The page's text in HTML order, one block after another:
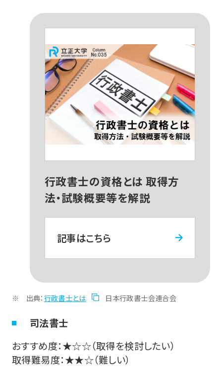
行政書士の資格とは 取得方
法・試験概要等を解説
記事はこちら
出典：行政書士とは 日本行政書士会連合会
司法書士
おすすめ度：★☆☆（取得を検討したい）
取得難易度：★★☆（難しい）